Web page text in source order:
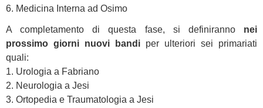
6. Medicina Interna ad Osimo
A completamento di questa fase, si definiranno nei
prossimo giorni nuovi bandi per ulteriori sei primariati
quali:
1. Urologia a Fabriano
2. Neurologia a Jesi
3. Ortopedia e Traumatologia a Jesi